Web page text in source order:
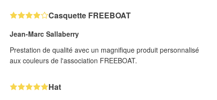
Casquette FREEBOAT
Jean-Marc Sallaberry
Prestation de qualité avec un magnifique produit personnalisé
aux couleurs de l'association FREEBOAT.
Hat